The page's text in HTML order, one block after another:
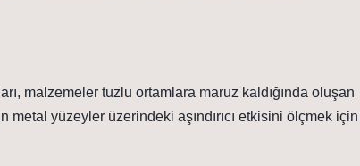
malzemeler tuzlu ortamlara maruz kaldığında oluşan
yüzeyler üzerindeki aşındırıcı etkisini ölçmek için